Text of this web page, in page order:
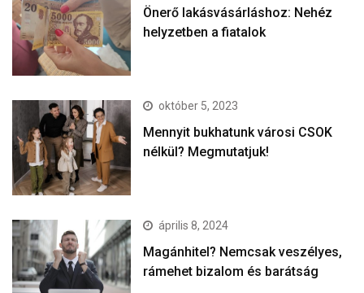
Önerő lakásvásárláshoz: Nehéz
helyzetben a fiatalok
október 5, 2023
Mennyit bukhatunk városi CSOK
nélkül? Megmutatjuk!
április 8, 2024
Magánhitel? Nemcsak veszélyes,
rámehet bizalom és barátság